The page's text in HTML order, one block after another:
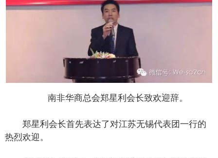
南非华商总会郑星利会长致欢迎辞。
郑星利会长首先表达了对江苏无锡代表团一行的
热烈欢迎。